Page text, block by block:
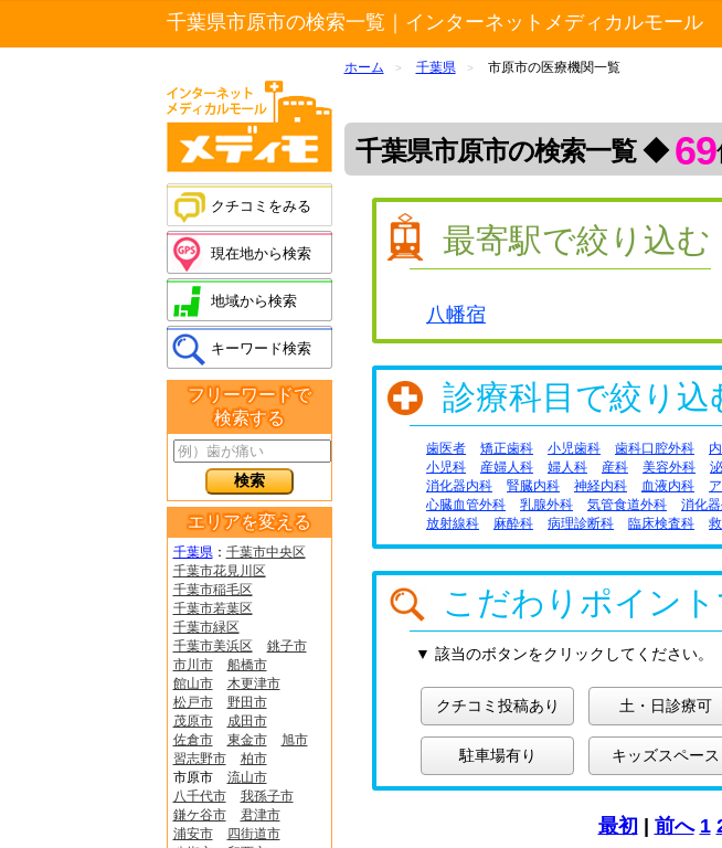
千葉県市原市の検索一覧｜インターネットメディカルモール
クチコミをみる
現在地から検索
地域から検索
キーワード検索
フリーワードで
検索する
エリアを変える
千葉県： 千葉市中央区
千葉市花見川区
千葉市稲毛区
千葉市若葉区
千葉市緑区
千葉市美浜区
銚子市
市川市
船橋市
館山市
木更津市
松戸市
野田市
茂原市
成田市
佐倉市
東金市
旭市
習志野市
柏市
市原市
流山市
八千代市
我孫子市
鎌ケ谷市
君津市
浦安市
四街道市
ホーム > 千葉県 > 市原市の医療機関一覧
千葉県市原市の検索一覧 ◆69
最寄駅で絞り込む
八幡宿
診療科目で絞り込
歯医者 矯正歯科 小児歯科 歯科口腔外科
小児科
産婦人科 婦人科 産科 美容外科
消化器内科
腎臓内科 神経内科 血液内科
心臓血管外科
乳腺外科 気管食道外科 消化
放射線科
麻酔科 病理診断科 臨床検査科
こだわりポイン
▼ 該当のボタンをクリックしてください。
クチコミ投稿あり 土・日診療可
駐車場有り キッズスペース
最初 前へ 1